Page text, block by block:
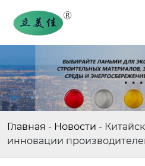
Главная - Новости -
инновации